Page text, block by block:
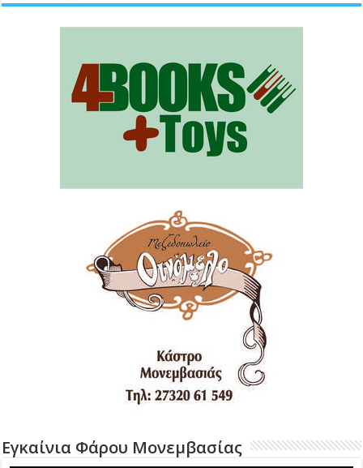
Εγκαίνια Φάρου Μονεμβασίας